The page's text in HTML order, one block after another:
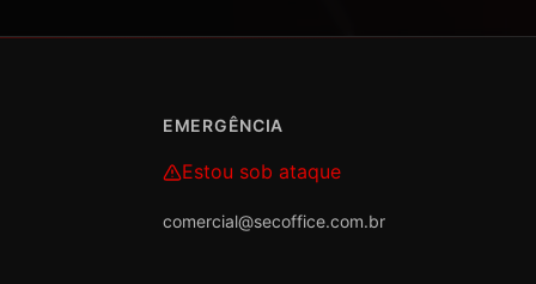
EMERGÊNCIA
Estou sob ataque
comercial@secoffice.com.br